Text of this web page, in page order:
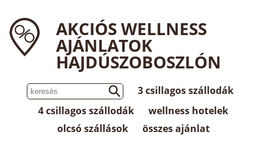
AKCIÓS WELLNESS
AJÁNLATOK
HAJDÚSZOBOSZLÓN
3 csillagos szállodák
4 csillagos szállodák
wellness hotelek
olcsó szállások
összes ajánlat